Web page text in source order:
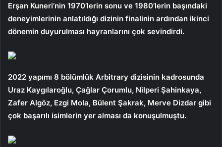
Erşan Kuneri’nin 1970’lerin sonu ve 1980’lerin başındaki
deneyimlerinin anlatıldığı dizinin finalinin ardından ikinci
dönemin duyurulması hayranlarını çok sevindirdi.
2022 yapımı 8 bölümlük Arbitrary dizisinin kadrosunda
Uraz Kaygılaroğlu, Çağlar Çorumlu, Nilperi Şahinkaya,
Zafer Algöz, Ezgi Mola, Bülent Şakrak, Merve Dizdar gibi
çok başarılı isimlerin yer alması da konuşulmuştu.